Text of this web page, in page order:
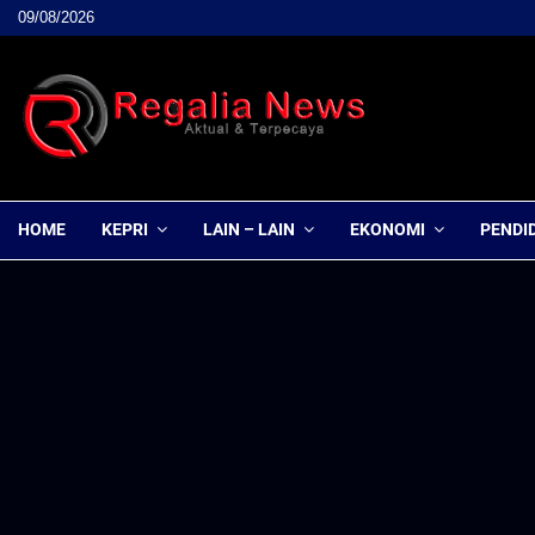
09/08/2026
HOME KEPRI LAIN – LAIN EKONOMI